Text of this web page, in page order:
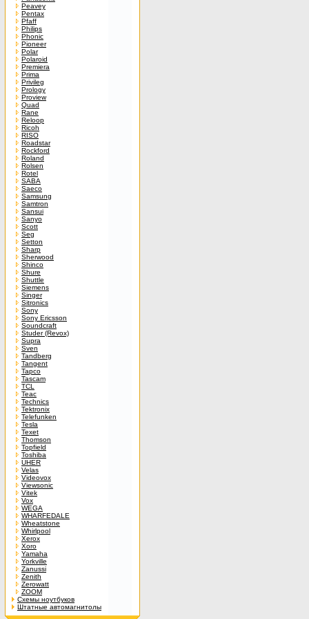
Peavey
Pentax
Pfaff
Philips
Phonic
Pioneer
Polar
Polaroid
Premiera
Prima
Privileg
Prology
Proview
Quad
Rane
Reloop
Ricoh
RISO
Roadstar
Rockford
Roland
Rolsen
Rotel
SABA
Saeco
Samsung
Samtron
Sansui
Sanyo
Scott
Seg
Setton
Sharp
Sherwood
Shinco
Shure
Shuttle
Siemens
Singer
Sitronics
Sony
Sony Ericsson
Soundcraft
Studer (Revox)
Supra
Sven
Tandberg
Tangent
Tapco
Tascam
TCL
Teac
Technics
Tektronix
Telefunken
Tesla
Texet
Thomson
Topfield
Toshiba
UHER
Velas
Videovox
Viewsonic
Vitek
Vox
WEGA
WHARFEDALE
Wheatstone
Whirlpool
Xerox
Xoro
Yamaha
Yorkville
Zanussi
Zenith
Zerowatt
ZOOM
Схемы ноутбуков
Штатные автомагнитолы